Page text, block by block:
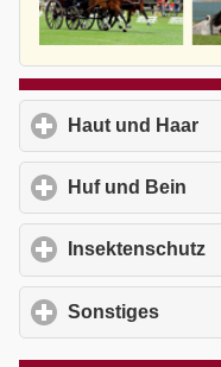
Haut und Haar
Huf und Bein
Insektenschutz
Sonstiges